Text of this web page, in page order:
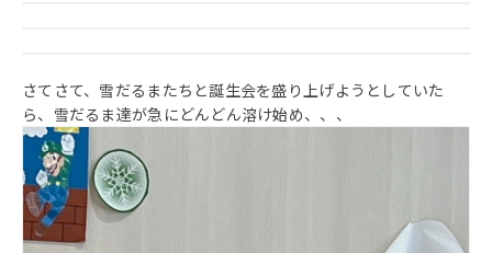
さてさて、雪だるまたちと誕生会を盛り上げようとしていた
ら、雪だるま達が急にどんどん溶け始め、、、